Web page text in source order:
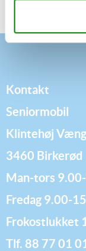
Kontakt
Seniormobil
Klintehøj
3460 Birkerød
Man-tors
Fredag 9.00-
Frokostlukket
Tlf. 88 77 01